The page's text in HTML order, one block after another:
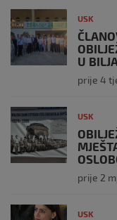
USK
U
prije 4
USK
prije 2
USK